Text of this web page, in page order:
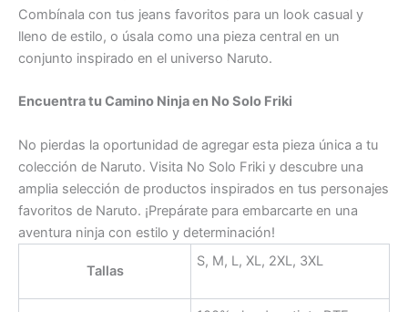
Combínala con tus jeans favoritos para un look casual y
lleno de estilo, o úsala como una pieza central en un
conjunto inspirado en el universo Naruto.
Encuentra tu Camino Ninja en No Solo Friki
No pierdas la oportunidad de agregar esta pieza única a tu
colección de Naruto. Visita No Solo Friki y descubre una
amplia selección de productos inspirados en tus personajes
favoritos de Naruto. ¡Prepárate para embarcarte en una
aventura ninja con estilo y determinación!
Tallas
S, M, L, XL, 2XL, 3XL